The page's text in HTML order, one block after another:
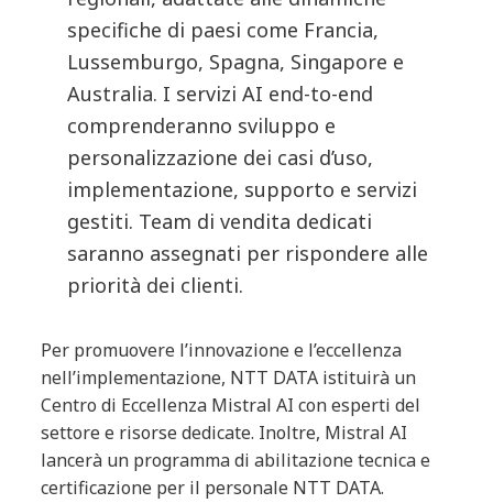
specifiche di paesi come Francia,
Lussemburgo, Spagna, Singapore e
Australia. I servizi AI end-to-end
comprenderanno sviluppo e
personalizzazione dei casi d’uso,
implementazione, supporto e servizi
gestiti. Team di vendita dedicati
saranno assegnati per rispondere alle
priorità dei clienti.
Per promuovere l’innovazione e l’eccellenza
nell’implementazione, NTT DATA istituirà un
Centro di Eccellenza Mistral AI con esperti del
settore e risorse dedicate. Inoltre, Mistral AI
lancerà un programma di abilitazione tecnica e
certificazione per il personale NTT DATA.